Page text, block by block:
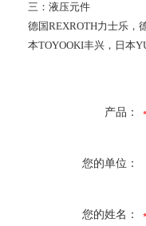
三：液压元件
德国REXROTH力士乐，
本TOYOOKI丰兴，日本
产品：
您的单位：
您的姓名：